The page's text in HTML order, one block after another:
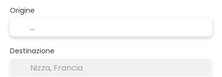
Origine
Destinazione